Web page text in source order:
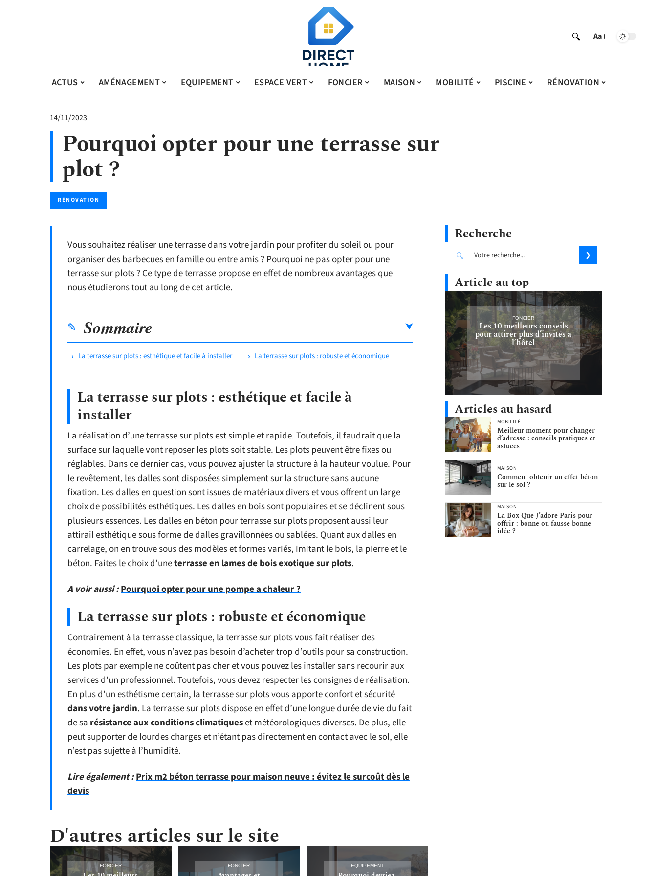
Aa
ACTUS AMÉNAGEMENT EQUIPEMENT ESPACE VERT FONCIER MAISON MOBILITÉ PISCINE RÉNOVATION
14/11/2023
Pourquoi opter pour une terrasse sur
plot ?
RÉNOVATION
Vous souhaitez réaliser une terrasse dans votre jardin pour profiter du soleil ou pour
organiser des barbecues en famille ou entre amis ? Pourquoi ne pas opter pour une
terrasse sur plots ? Ce type de terrasse propose en effet de nombreux avantages que
nous étudierons tout au long de cet article.
Sommaire
La terrasse sur plots : esthétique et facile à installer La terrasse sur plots : robuste et économique
La terrasse sur plots : esthétique et facile à
installer
La réalisation d’une terrasse sur plots est simple et rapide. Toutefois, il faudrait que la
surface sur laquelle vont reposer les plots soit stable. Les plots peuvent être fixes ou
réglables. Dans ce dernier cas, vous pouvez ajuster la structure à la hauteur voulue. Pour
le revêtement, les dalles sont disposées simplement sur la structure sans aucune
fixation. Les dalles en question sont issues de matériaux divers et vous offrent un large
choix de possibilités esthétiques. Les dalles en bois sont populaires et se déclinent sous
plusieurs essences. Les dalles en béton pour terrasse sur plots proposent aussi leur
attirail esthétique sous forme de dalles gravillonnées ou sablées. Quant aux dalles en
carrelage, on en trouve sous des modèles et formes variés, imitant le bois, la pierre et le
béton. Faites le choix d’uneterrasse en lames de bois exotique sur plots.
A voir aussi :Pourquoi opter pour une pompe a chaleur ?
La terrasse sur plots : robuste et économique
Contrairement à la terrasse classique, la terrasse sur plots vous fait réaliser des
économies. En effet, vous n’avez pas besoin d’acheter trop d’outils pour sa construction.
Les plots par exemple ne coûtent pas cher et vous pouvez les installer sans recourir aux
services d’un professionnel. Toutefois, vous devez respecter les consignes de réalisation.
En plus d’un esthétisme certain, la terrasse sur plots vous apporte confort et sécurité
dans votre jardin. La terrasse sur plots dispose en effet d’une longue durée de vie du fait
de sarésistance aux conditions climatiqueset météorologiques diverses. De plus, elle
peut supporter de lourdes charges et n’étant pas directement en contact avec le sol, elle
n’est pas sujette à l’humidité.
Lire également :Prix m2 béton terrasse pour maison neuve : évitez le surcoût dès le
devis
D'autres articles sur le site
FONCIER FONCIER EQUIPEMENT
Recherche
Article au top
FONCIER
Les 10 meilleurs conseils
pour attirer plus d’invités à
l’hôtel
Articles au hasard
MOBILITÉ
Meilleur moment pour changer
d’adresse : conseils pratiques et
astuces
MAISON
Comment obtenir un effet béton
sur le sol ?
MAISON
La Box Que J’adore Paris pour
offrir : bonne ou fausse bonne
idée ?